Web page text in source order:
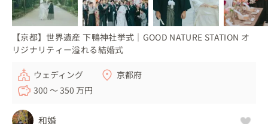
【京都】世界遺産 下鴨神社挙式｜GOOD NATURE STATION オ
リジナリティー溢れる結婚式
ウェディング
京都府
300 〜 350 万円
和婚